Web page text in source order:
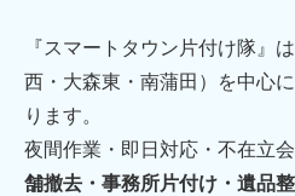
『スマートタウン片付け隊』
西・大森東・南蒲田）を中心に
ります。
夜間作業・即日対応・不在立
舗撤去・事務所片付け・遺品